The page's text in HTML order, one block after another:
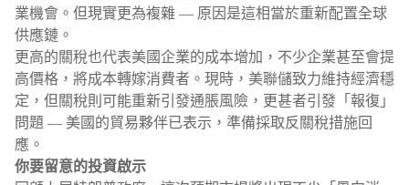
業機會。但現實更為複雜 — 原因是這相當於重新配置全球
供應鏈。
更高的關稅也代表美國企業的成本增加，不少企業甚至會提
高價格，將成本轉嫁消費者。現時，美聯儲致力維持經濟穩
定，但關稅則可能重新引發通脹風險，更甚者引發「報復」
問題 — 美國的貿易夥伴已表示，準備採取反關稅措施回
應。
你要留意的投資啟示